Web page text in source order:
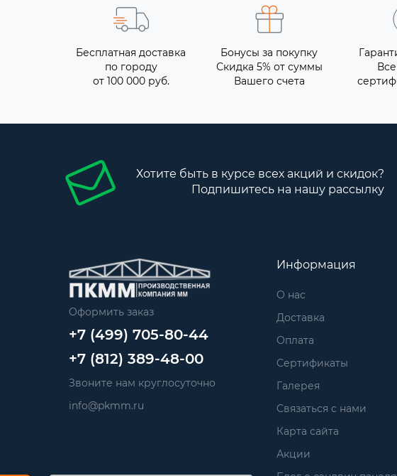
Бесплатная доставка
по городу
от 100 000 руб.
Бонусы за покупку
Скидка 5% от суммы
Вашего счета
Хотите быть в курсе всех акций и скидок?
Подпишитесь на нашу рассылку
Оформить заказ
+7 (499) 705-80-44
+7 (812) 389-48-00
Звоните нам круглосуточно
info@pkmm.ru
Информация
О нас
Доставка
Оплата
Сертификаты
Галерея
Связаться с нами
Карта сайта
Акции